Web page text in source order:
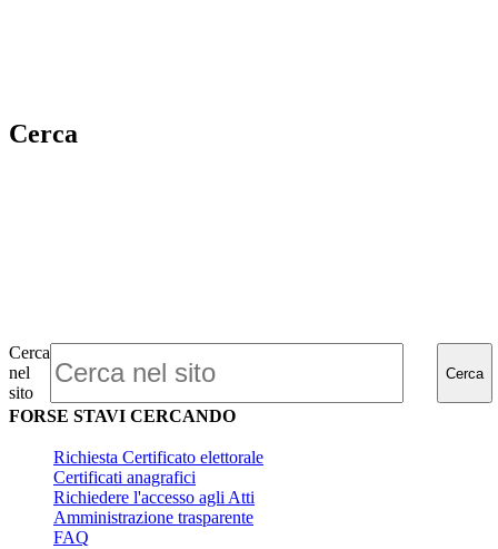
Cerca
Cerca
nel
sito
Cerca
FORSE STAVI CERCANDO
Richiesta Certificato elettorale
Certificati anagrafici
Richiedere l'accesso agli Atti
Amministrazione trasparente
FAQ